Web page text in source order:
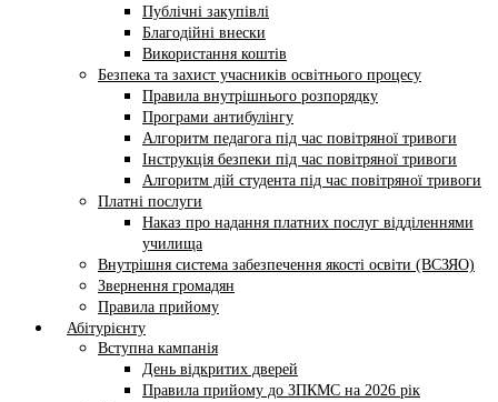
Публічні закупівлі
Благодійні внески
Використання коштів
Безпека та захист учасників освітнього процесу
Правила внутрішнього розпорядку
Програми антибулінгу
Алгоритм педагога під час повітряної тривоги
Інструкція безпеки під час повітряної тривоги
Алгоритм дій студента під час повітряної тривоги
Платні послуги
Наказ про надання платних послуг відділеннями
училища
Внутрішня система забезпечення якості освіти (ВСЗЯО)
Звернення громадян
Правила прийому
Абітурієнту
Вступна кампанія
День відкритих дверей
Правила прийому до ЗПКМС на 2026 рік